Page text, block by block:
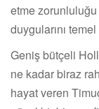
etme
duygularını
Geniş bütçeli
ne kadar biraz
hayat veren